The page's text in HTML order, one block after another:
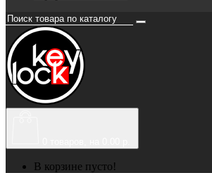
В корзине пусто!